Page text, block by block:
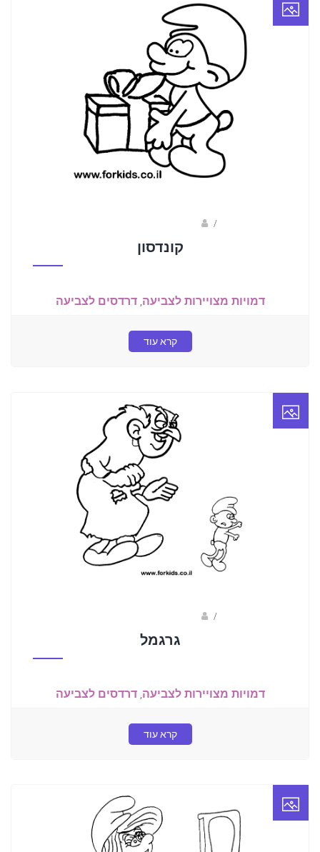
/
קונדסון
דמויות מצויירות לצביעה,דרדסים לצביעה
קרא עוד
/
גרגמל
דמויות מצויירות לצביעה,דרדסים לצביעה
קרא עוד